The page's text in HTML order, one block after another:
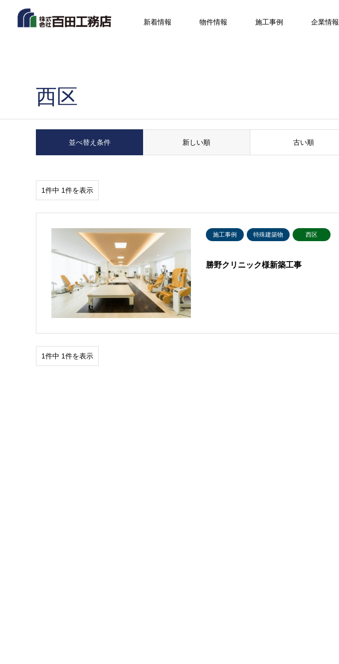
新着情報 物件情報 施工事例 企業情報
西区
並べ替え条件 新しい順 古い順
1件中 1件を表示
施工事例 特殊建築物 西区
勝野クリニック様新築工事
1件中 1件を表示